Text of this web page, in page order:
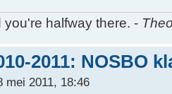
halfway there. -
2011: NOSBO
mei 2011, 18:46